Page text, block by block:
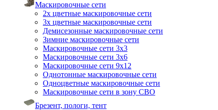
Маскировочные сети
2х цветные маскировочные сети
3х цветные маскировочные сети
Демисезонные маскировочные сети
Зимние маскировочные сети
Маскировочные сети 3х3
Маскировочные сети 3х6
Маскировочные сети 9х12
Однотонные маскировочные сети
Одноцветные маскировочные сети
Маскировочные сети в зону СВО
Брезент, пологи, тент